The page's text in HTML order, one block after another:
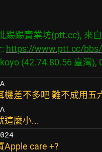
踢踢實業坊(ptt.cc), 來
https://www.ptt.cc/
機差不多吧 難不成用五
這麼小...
Apple care +?